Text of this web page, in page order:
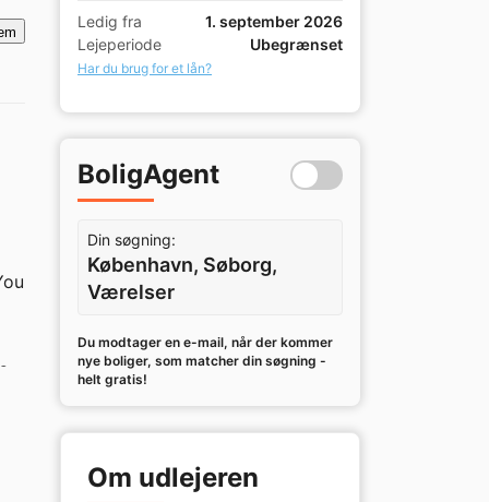
Ledig fra
1. september 2026
Lejeperiode
Ubegrænset
Har du brug for et lån?
BoligAgent
Din søgning:
København, Søborg,
Værelser
Du modtager en e-mail, når der kommer
nye boliger, som matcher din søgning -
helt gratis!
Om udlejeren